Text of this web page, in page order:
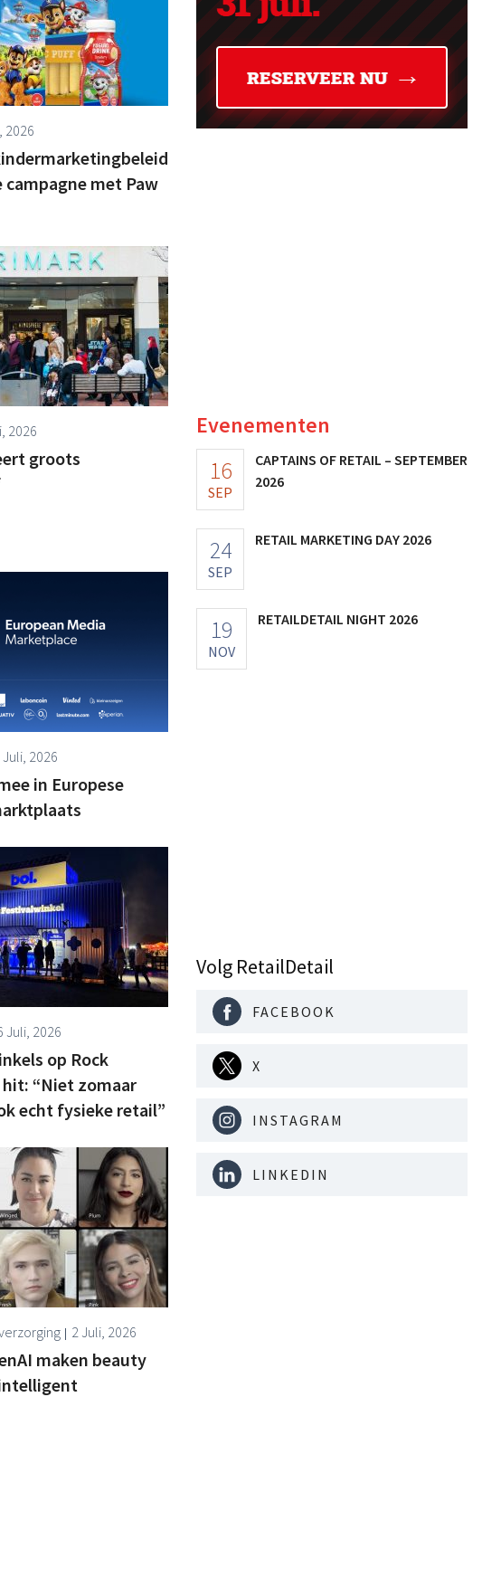
2026
campagne met Paw
2026
groots
Juli, 2026
in Europese
Juli, 2026
op Rock
“Niet zomaar
echt fysieke retail”
2 Juli, 2026
maken beauty
Evenementen
16
SEP
CAPTAINS OF RETAIL – SEPTEMBER
2026
24
SEP
RETAIL MARKETING DAY 2026
19
NOV
RETAILDETAIL NIGHT 2026
Volg RetailDetail
FACEBOOK
X
INSTAGRAM
LINKEDIN